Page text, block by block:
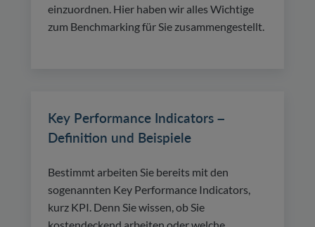
einzuordnen. Hier haben wir alles Wichtige
zum Benchmarking für Sie zusammengestellt.
Key Performance Indicators –
Definition und Beispiele
Bestimmt arbeiten Sie bereits mit den
sogenannten Key Performance Indicators,
kurz KPI. Denn Sie wissen, ob Sie
kostendeckend arbeiten oder welche